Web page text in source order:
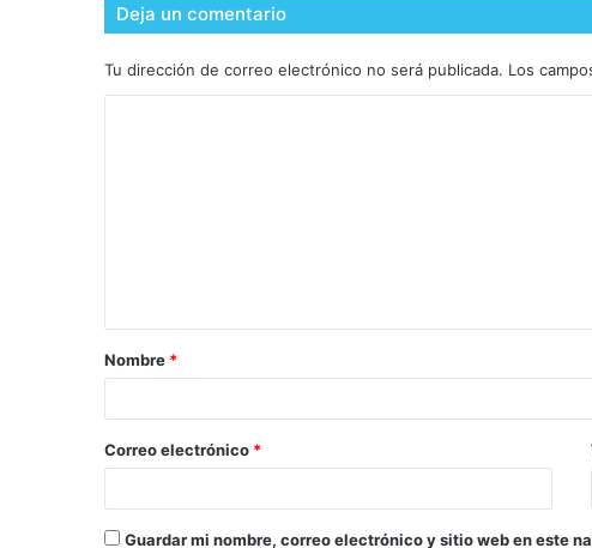
Deja un comentario
Tu dirección de correo electrónico no será publicada. Los
Nombre *
Correo electrónico *
Guardar mi nombre, correo electrónico y sitio web en este